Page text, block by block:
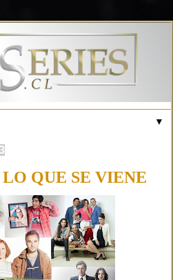
▼
QUE SE VIENE